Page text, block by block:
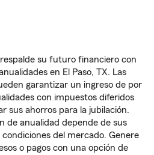
su futuro financiero con
en El Paso, TX. Las
garantizar un ingreso de por
con impuestos diferidos
sus ahorros para la jubilación.
de anualidad depende de sus
del mercado. Genere
o pagos con una opción de